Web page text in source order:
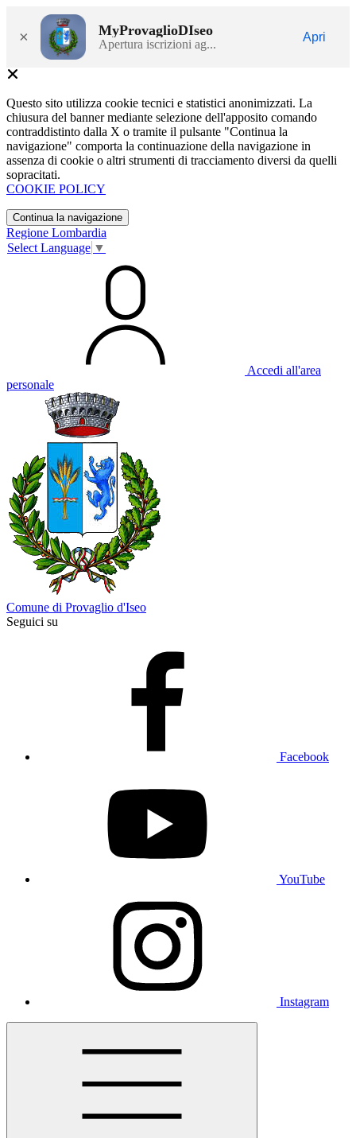
× MyProvaglioDIseo
Apertura iscrizioni ag...
Apri
Questo sito utilizza cookie tecnici e statistici anonimizzati. La
chiusura del banner mediante selezione dell'apposito comando
contraddistinto dalla X o tramite il pulsante "Continua la
navigazione" comporta la continuazione della navigazione in
assenza di cookie o altri strumenti di tracciamento diversi da quelli
sopracitati.
COOKIE POLICY
Continua la navigazione
Regione Lombardia
Select Language ▼
Accedi all'area
personale
Comune di Provaglio d'Iseo
Seguici su
Facebook
YouTube
Instagram